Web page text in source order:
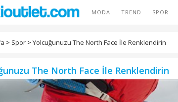
MODA TREND SPOR
> Spor > Yolcuğunuzu The North Face İle Renklendirin
The North Face İle Renklendirin